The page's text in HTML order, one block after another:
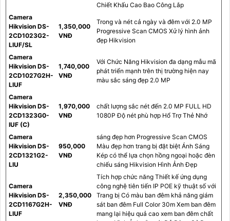
Chiết Khấu Cao Bao Công Lắp
Camera
Hikvision DS-
2CD1023G2-
LIUF/SL
1,350,000
VNĐ
Trong và nét cả ngày và đêm với 2.0 MP
Progressive Scan CMOS Xử lý hình ảnh
đẹp Hikvision
Camera
Hikvision DS-
2CD1027G2H-
LIUF
1,740,000
VNĐ
Với Chức Năng Hikvision đa dạng mẫu mã
phát triển mạnh trên thị trường hiện nay
màu sắc sáng đẹp 2.0 MP
Camera
Hikvision DS-
2CD1323G0-
IUF (C)
1,970,000
VNĐ
chất lượng sắc nét đến 2.0 MP FULL HD
1080P Độ nét phù hợp Hổ Trợ Thẻ Nhớ
Camera
Hikvision DS-
2CD1321G2-
LIU
950,000
VNĐ
sáng đẹp hơn Progressive Scan CMOS
Màu đẹp hơn trang bị đặt biệt Ánh Sáng
Kép có thể lựa chọn hồng ngoại hoặc đèn
chiếu sáng Hikvision Hình Ảnh Đẹp
Camera
Hikvision DS-
2CD1167G2H-
LIUF
2,350,000
VNĐ
Tích hợp chức năng Thiết kế ứng dụng
công nghệ tiên tiến IP POE kỹ thuật số với
Trang bị Có màu ban đêm khả năng giám
sát ban đêm Full Color 30m Xem ban đêm
mang lại hiệu quả cao xem ban đêm chất